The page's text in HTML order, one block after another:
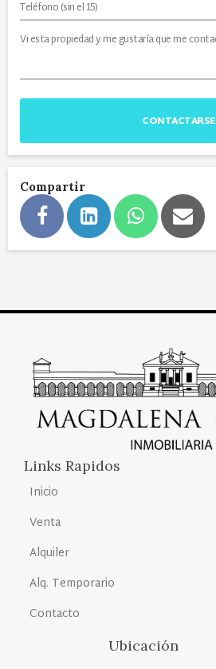
CONTACTARSE
Compartir
Links Rapidos
Inicio
Venta
Alquiler
Alq. Temporario
Contacto
Ubicación